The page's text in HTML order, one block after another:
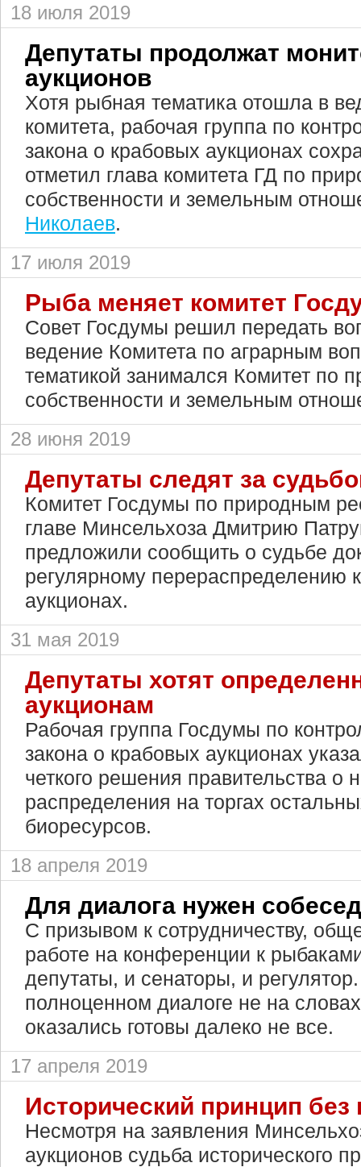
18 июля 2019
Депутаты продолжат
аукционов
Хотя рыбная тематика отошла в
комитета, рабочая группа по
закона о крабовых аукционах
отметил глава комитета ГД по
собственности и земельным
Николаев.
17 июля 2019
Рыба меняет комитет
Совет Госдумы решил передать
ведение Комитета по аграрным
тематикой занимался Комитет по
собственности и земельным
28 июня 2019
Депутаты следят за
Комитет Госдумы по природным
главе Минсельхоза Дмитрию
предложили сообщить о судьбе
регулярному перераспределению
аукционах.
31 мая 2019
Депутаты хотят
аукционам
Рабочая группа Госдумы по
закона о крабовых аукционах
четкого решения правительства о
распределения на торгах
биоресурсов.
18 апреля 2019
Для диалога нужен
С призывом к сотрудничеству,
работе на конференции к
депутаты, и сенаторы, и
полноценном диалоге не на
оказались готовы далеко не все.
17 апреля 2019
Исторический принцип без
Несмотря на заявления
аукционов судьба исторического